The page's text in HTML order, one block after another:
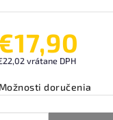
vrátane DPH
Možnosti doručenia